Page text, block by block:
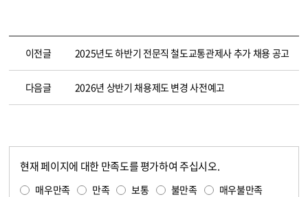
이전글 2025년도 하반기 전문직 철도교통관제사 추가 채용 공고
다음글 2026년 상반기 채용제도 변경 사전예고
현재 페이지에 대한 만족도를 평가하여 주십시오.
매우만족 만족 보통 불만족 매우불만족